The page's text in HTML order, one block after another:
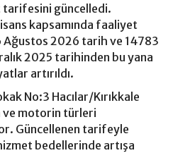
tarifesini güncelledi.
kapsamında faaliyet
Ağustos 2026 tarih ve 14783
2025 tarihinden bu yana
artırıldı.
No:3 Hacılar/Kırıkkale
ve motorin türleri
Güncellenen tarifeyle
bedellerinde artışa